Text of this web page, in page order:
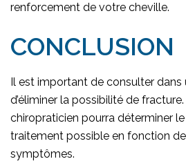
renforcement de votre cheville.
CONCLUSION
Il est important de consulter dans
d’éliminer la possibilité de
chiropraticien pourra déterminer
traitement possible en fonction
symptômes.